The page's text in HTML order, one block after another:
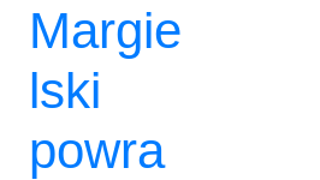
Margie
lski
powra